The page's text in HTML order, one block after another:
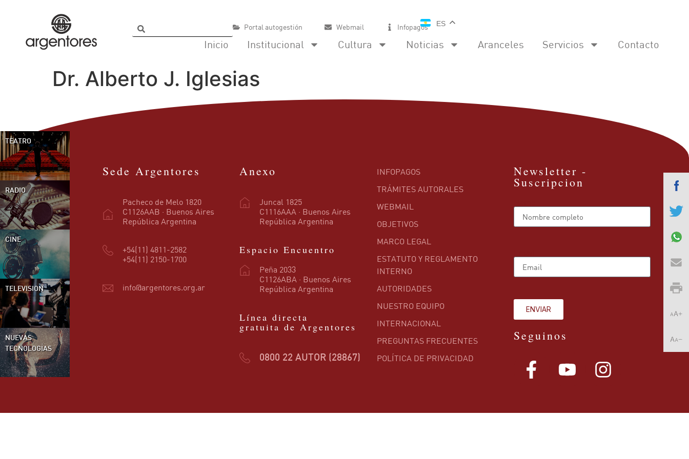
Inicio Institucional Cultura Noticias Aranceles Servicios Contacto
Portal autogestión Webmail Infopagos ES
TEATRO
RADIO
CINE
TELEVISION
NUEVAS
TECNOLOGÍAS
Dr. Alberto J. Iglesias
Sede Argentores
Pacheco de Melo 1820
C1126AAB · Buenos Aires
República Argentina
+54(11) 4811-2582
+54(11) 2150-1700
info@argentores.org.ar
Anexo
Juncal 1825
C1116AAA · Buenos Aires
República Argentina
Espacio Encuentro
Peña 2033
C1126ABA · Buenos Aires
República Argentina
Línea directa
gratuita de Argentores
0800 22 AUTOR (28867)
INFOPAGOS
TRÁMITES AUTORALES
WEBMAIL
OBJETIVOS
MARCO LEGAL
ESTATUTO Y REGLAMENTO
INTERNO
AUTORIDADES
NUESTRO EQUIPO
INTERNACIONAL
PREGUNTAS FRECUENTES
POLÍTICA DE PRIVACIDAD
Newsletter -
Suscripcion
ENVIAR
Seguinos